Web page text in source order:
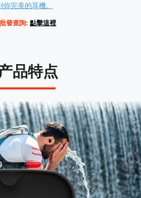
完美的耳機。
批發查詢: 點擊這裡
品特点